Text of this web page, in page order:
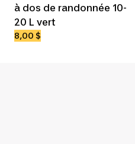
à dos de randonnée 10-
20 L vert
8,00 $